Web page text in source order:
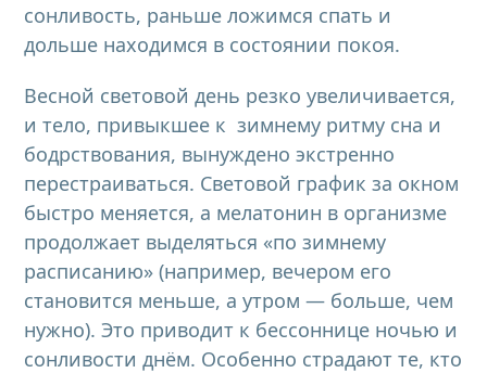
сонливость, раньше ложимся спать и
дольше находимся в состоянии покоя.
Весной световой день резко увеличивается,
и тело, привыкшее к зимнему ритму сна и
бодрствования, вынуждено экстренно
перестраиваться. Световой график за окном
быстро меняется, а мелатонин в организме
продолжает выделяться «по зимнему
расписанию» (например, вечером его
становится меньше, а утром — больше, чем
нужно). Это приводит к бессоннице ночью и
сонливости днём. Особенно страдают те, кто